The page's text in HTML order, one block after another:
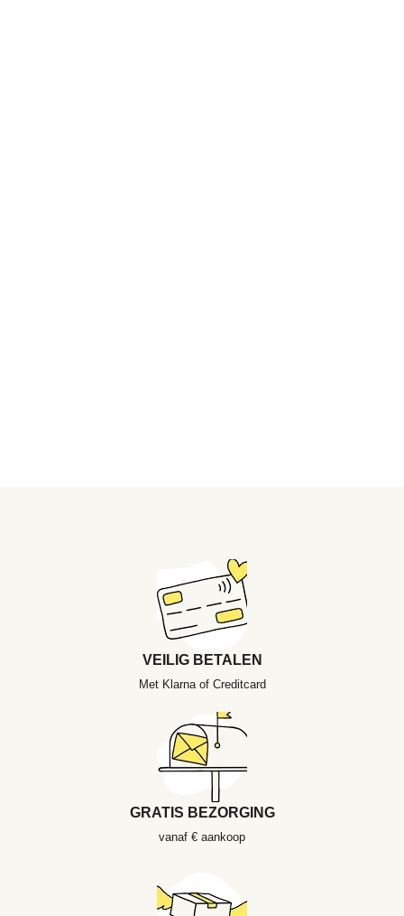
VEILIG BETALEN
Met Klarna of Creditcard
GRATIS BEZORGING
vanaf € aankoop